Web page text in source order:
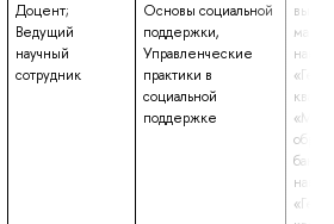
Доцент;
Ведущий
научный
сотрудник
Основы социальной
поддержки,
Управленческие
практики в
социальной
поддержке